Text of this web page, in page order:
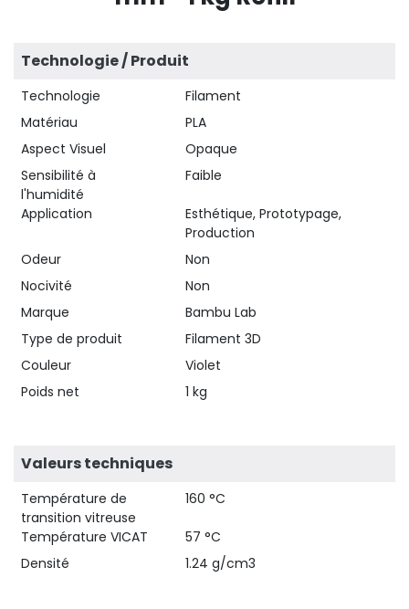
Technologie / Produit
Technologie
Filament
Matériau
PLA
Aspect Visuel
Opaque
Sensibilité à
l'humidité
Faible
Application
Esthétique, Prototypage,
Production
Odeur
Non
Nocivité
Non
Marque
Bambu Lab
Type de produit
Filament 3D
Couleur
Violet
Poids net
1 kg
Valeurs techniques
Température de
transition vitreuse
160 °C
Température VICAT
57 °C
Densité
1.24 g/cm3